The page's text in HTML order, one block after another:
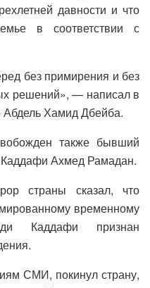
давности и что
в соответствии с
без примирения и без
решений», — написал в
Абдель Хамид Дбейба.
также бывший
Ахмед Рамадан.
страны сказал, что
временному
Каддафи признан
СМИ, покинул страну,